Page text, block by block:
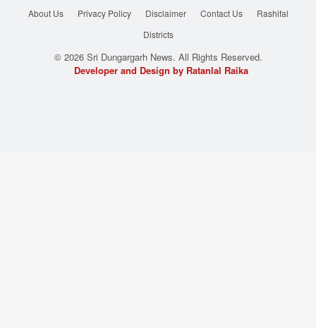
About Us Privacy Policy Disclaimer Contact Us
Rashifal
Districts
© 2026 Sri Dungargarh News. All Rights Reserved.
Developer and Design by Ratanlal Raika